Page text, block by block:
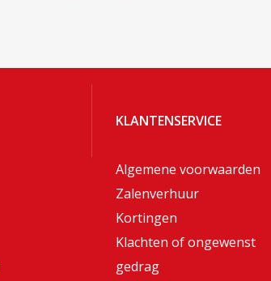
KLANTENSERVICE
Algemene voorwaarden
Zalenverhuur
Kortingen
Klachten of ongewenst
gedrag